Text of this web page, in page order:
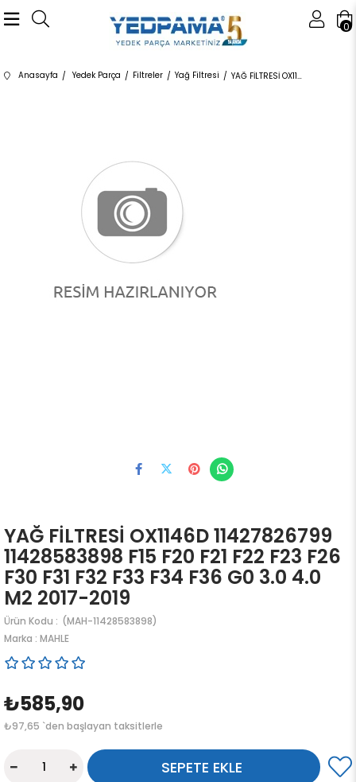
0
Anasayfa Yedek Parça Filtreler Yağ Filtresi YAĞ FİLTRESİ OX1146D 11427826799 11428583898 F15 F20 F21 F22 F23 F26 F30 F31 F32 F33 F34 F36 G0 3.0 4.0 M2 2017-2019
YAĞ FİLTRESİ OX1146D 11427826799
11428583898 F15 F20 F21 F22 F23 F26
F30 F31 F32 F33 F34 F36 G0 3.0 4.0
M2 2017-2019
(MAH-11428583898)
Marka : MAHLE
₺585,90
₺97,65 `den başlayan taksitlerle